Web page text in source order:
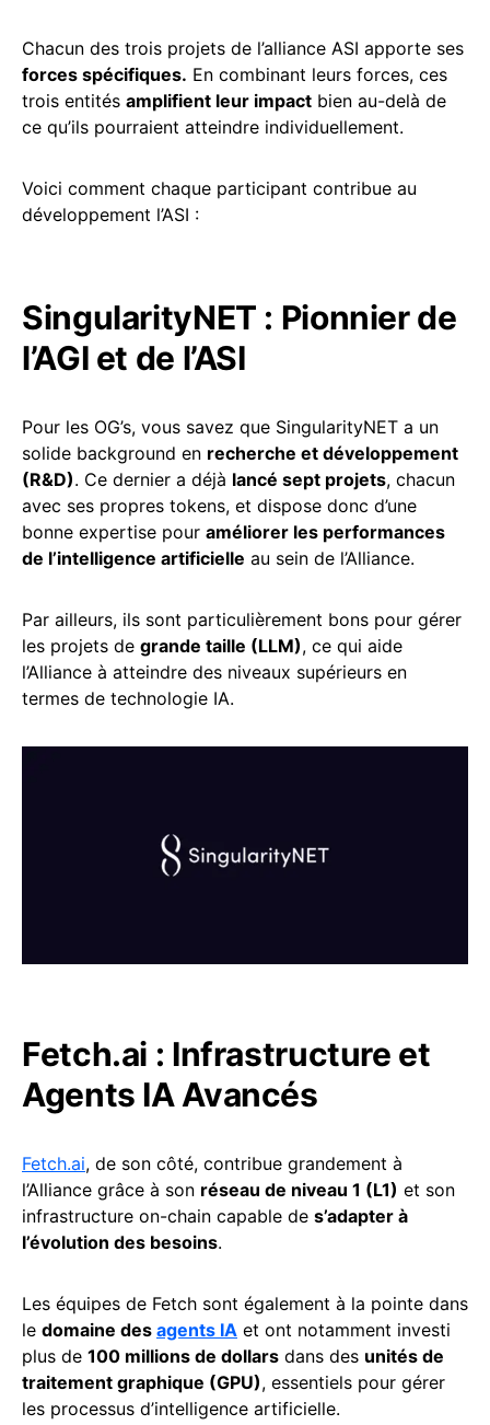
Chacun des trois projets de l’alliance ASI apporte ses
forces spécifiques. En combinant leurs forces, ces
trois entités amplifient leur impact bien au-delà de
ce qu’ils pourraient atteindre individuellement.
Voici comment chaque participant contribue au
développement l’ASI :
SingularityNET : Pionnier de
l’AGI et de l’ASI
Pour les OG’s, vous savez que SingularityNET a un
solide background en recherche et développement
(R&D). Ce dernier a déjà lancé sept projets, chacun
avec ses propres tokens, et dispose donc d’une
bonne expertise pour améliorer les performances
de l’intelligence artificielle au sein de l’Alliance.
Par ailleurs, ils sont particulièrement bons pour gérer
les projets de grande taille (LLM), ce qui aide
l’Alliance à atteindre des niveaux supérieurs en
termes de technologie IA.
Fetch.ai : Infrastructure et
Agents IA Avancés
Fetch.ai, de son côté, contribue grandement à
l’Alliance grâce à son réseau de niveau 1 (L1) et son
infrastructure on-chain capable de s’adapter à
l’évolution des besoins.
Les équipes de Fetch sont également à la pointe dans
le domaine des agents IA et ont notamment investi
plus de 100 millions de dollars dans des unités de
traitement graphique (GPU), essentiels pour gérer
les processus d’intelligence artificielle.